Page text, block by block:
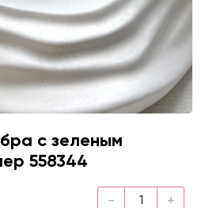
с зеленым
558344